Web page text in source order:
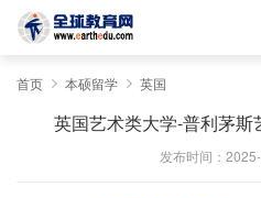
首页 本硕留学 英国
英国艺术类大学-普利茅斯
发布时间：